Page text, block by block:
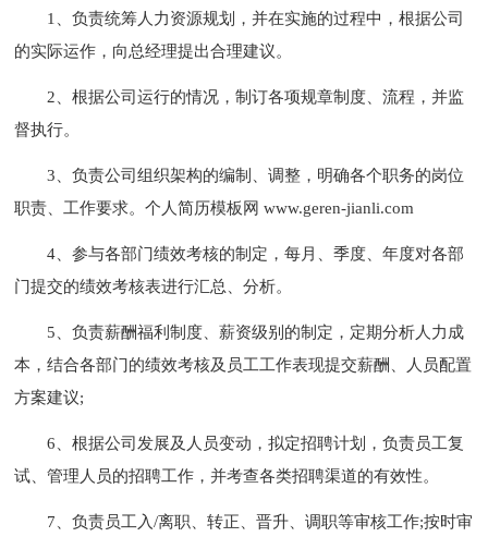
1、负责统筹人力资源规划，并在实施的过程中，根据公司
的实际运作，向总经理提出合理建议。
2、根据公司运行的情况，制订各项规章制度、流程，并监
督执行。
3、负责公司组织架构的编制、调整，明确各个职务的岗位
职责、工作要求。个人简历模板网 www.geren-jianli.com
4、参与各部门绩效考核的制定，每月、季度、年度对各部
门提交的绩效考核表进行汇总、分析。
5、负责薪酬福利制度、薪资级别的制定，定期分析人力成
本，结合各部门的绩效考核及员工工作表现提交薪酬、人员配置
方案建议;
6、根据公司发展及人员变动，拟定招聘计划，负责员工复
试、管理人员的招聘工作，并考查各类招聘渠道的有效性。
7、负责员工入/离职、转正、晋升、调职等审核工作;按时审